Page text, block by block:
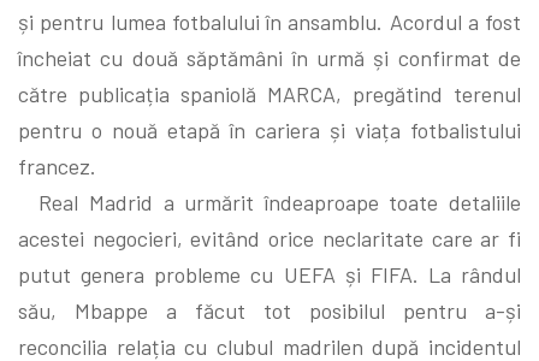
și pentru lumea fotbalului în ansamblu. Acordul a fost
încheiat cu două săptămâni în urmă și confirmat de
către publicația spaniolă MARCA, pregătind terenul
pentru o nouă etapă în cariera și viața fotbalistului
francez.
Real Madrid a urmărit îndeaproape toate detaliile
acestei negocieri, evitând orice neclaritate care ar fi
putut genera probleme cu UEFA și FIFA. La rândul
său, Mbappe a făcut tot posibilul pentru a-și
reconcilia relația cu clubul madrilen după incidentul